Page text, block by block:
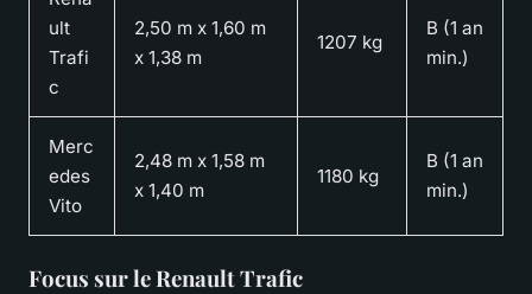
ult
Trafi
c
2,50 m x 1,60 m
x 1,38 m
1207 kg
B (1 an
min.)
Merc
edes
Vito
2,48 m x 1,58 m
x 1,40 m
1180 kg
B (1 an
min.)
Focus sur le Renault Trafic